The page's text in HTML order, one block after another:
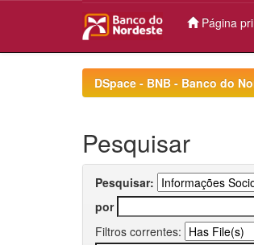
Página
DSpace - BNB - Banco do
Pesquisar
Pesquisar:
por
Filtros correntes: